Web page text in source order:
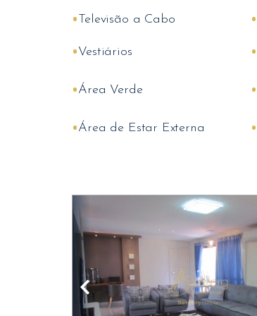
•Televisão a Cabo •
•Vestiários •
•Área Verde •
•Área de Estar Externa •